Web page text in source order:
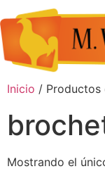
Inicio / Productos
Mostrando el